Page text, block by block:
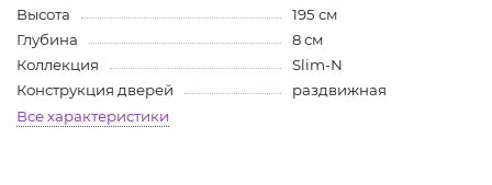
Высота
195 см
Глубина
8 см
Коллекция
Slim-N
Конструкция дверей
раздвижная
Все характеристики